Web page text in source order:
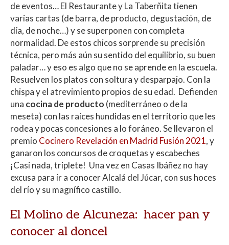
de eventos… El Restaurante y La Taberñita tienen
varias cartas (de barra, de producto, degustación, de
día, de noche…) y se superponen con completa
normalidad. De estos chicos sorprende su precisión
técnica, pero más aún su sentido del equilibrio, su buen
paladar… y eso es algo que no se aprende en la escuela.
Resuelven los platos con soltura y desparpajo. Con la
chispa y el atrevimiento propios de su edad. Defienden
una cocina de producto (mediterráneo o de la
meseta) con las raíces hundidas en el territorio que les
rodea y pocas concesiones a lo foráneo. Se llevaron el
premio Cocinero Revelación en Madrid Fusión 2021, y
ganaron los concursos de croquetas y escabeches
¡Casi nada, triplete! Una vez en Casas Ibáñez no hay
excusa para ir a conocer Alcalá del Júcar, con sus hoces
del río y su magnífico castillo.
El Molino de Alcuneza: hacer pan y
conocer al doncel